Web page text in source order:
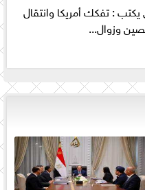
: تفكك أمريكا وانتقال
وزوال...